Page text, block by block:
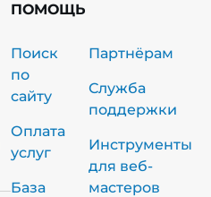
ПОМОЩЬ
Поиск
по
сайту
Оплата
услуг
База
Партнёрам
Служба
поддержки
Инструменты
для веб-
мастеров